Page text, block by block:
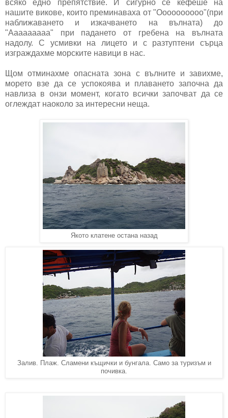
всяко едно препятствие. И сигурно се кефеше на
нашите викове, които преминаваха от "Оооооооооо"(при
наближаването и изкачването на вълната) до
"Ааааааааа" при падането от гребена на вълната
надолу. С усмивки на лицето и с разтуптени сърца
изграждахме морските навици в нас.
Щом отминахме опасната зона с вълните и завихме,
морето взе да се успокоява и плаването започна да
навлиза в онзи момент, когато всички започват да се
оглеждат наоколо за интересни неща.
Якото клатене остана назад
Залив. Плаж. Сламени къщички и бунгала. Само за туризъм и
почивка.